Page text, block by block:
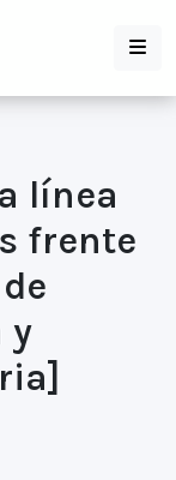
línea
frente
y